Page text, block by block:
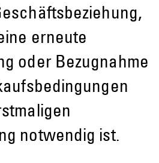
erneute
oder Bezugnahme
notwendig ist.